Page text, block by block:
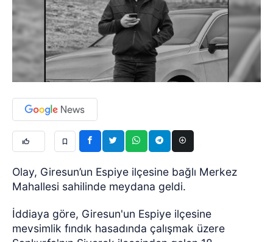
Olay, Giresun’un Espiye ilçesine bağlı Merkez
Mahallesi sahilinde meydana geldi.
İddiaya göre, Giresun'un Espiye ilçesine
mevsimlik fındık hasadında çalışmak üzere